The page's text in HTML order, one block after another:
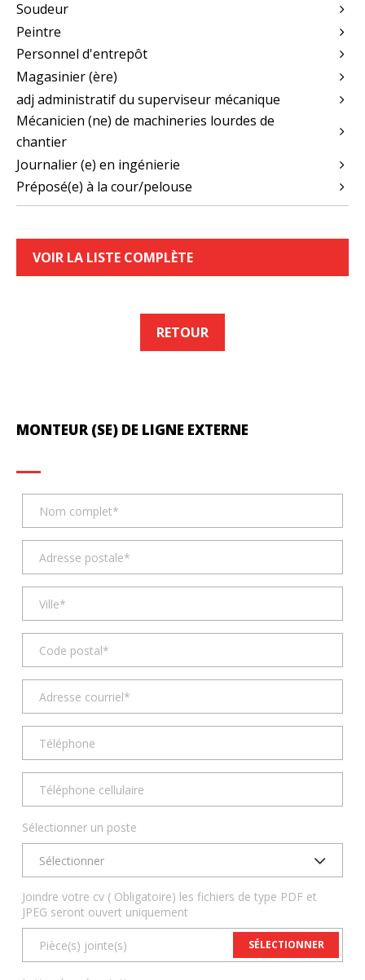
Soudeur
Peintre
Personnel d'entrepôt
Magasinier (ère)
adj administratif du superviseur mécanique
Mécanicien (ne) de machineries lourdes de
chantier
Journalier (e) en ingénierie
Préposé(e) à la cour/pelouse
VOIR LA LISTE COMPLÈTE
RETOUR
MONTEUR (SE) DE LIGNE EXTERNE
Sélectionner un poste
Sélectionner
Joindre votre cv ( Obligatoire) les fichiers de type PDF et
JPEG seront ouvert uniquement
SÉLECTIONNER